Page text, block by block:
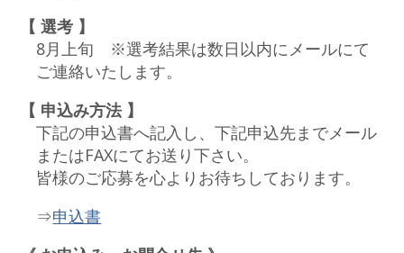
【 選考 】
8月上旬 ※選考結果は数日以内にメールにて
ご連絡いたします。
【 申込み方法 】
下記の申込書へ記入し、下記申込先までメール
またはFAXにてお送り下さい。
皆様のご応募を心よりお待ちしております。
⇒申込書